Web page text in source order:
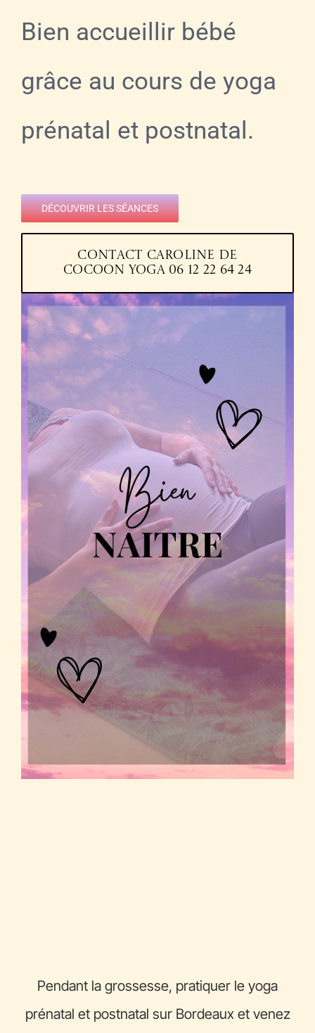
Séances d’ HypnoSophro
Contact- Yoga, Pilates, Massages et Naturopathie à
Bien accueillir bébé
grâce au cours de yoga
prénatal et postnatal.
DÉCOUVRIR LES SÉANCES
Contact Caroline de
Cocoon Yoga 06 12 22 64 24
Pendant la grossesse, pratiquer le yoga
prénatal et postnatal sur Bordeaux et venez